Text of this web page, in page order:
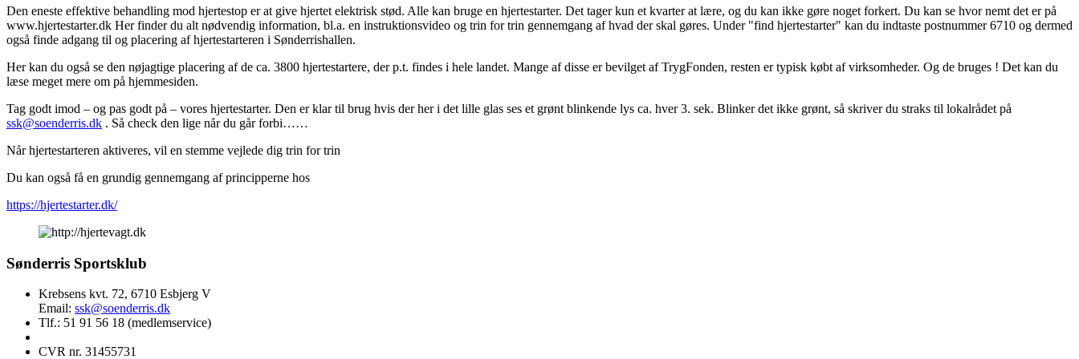
Den eneste effektive behandling mod hjertestop er at give hjertet elektrisk stød. Alle kan bruge en hjertestarter. Det tager kun et kvarter at lære, og du kan ikke gøre noget forkert. Du kan se hvor nemt det er på
www.hjertestarter.dk Her finder du alt nødvendig information, bl.a. en instruktionsvideo og trin for trin gennemgang af hvad der skal gøres. Under "find hjertestarter" kan du indtaste postnummer 6710 og dermed
også finde adgang til og placering af hjertestarteren i Sønderrishallen.
Her kan du også se den nøjagtige placering af de ca. 3800 hjertestartere, der p.t. findes i hele landet. Mange af disse er bevilget af TrygFonden, resten er typisk købt af virksomheder. Og de bruges ! Det kan du
læse meget mere om på hjemmesiden.
Tag godt imod – og pas godt på – vores hjertestarter. Den er klar til brug hvis der her i det lille glas ses et grønt blinkende lys ca. hver 3. sek. Blinker det ikke grønt, så skriver du straks til lokalrådet på
ssk@soenderris.dk . Så check den lige når du går forbi……
Når hjertestarteren aktiveres, vil en stemme vejlede dig trin for trin
Du kan også få en grundig gennemgang af principperne hos
https://hjertestarter.dk/
Sønderris Sportsklub
Krebsens kvt. 72, 6710 Esbjerg V
Email: ssk@soenderris.dk
Tlf.: 51 91 56 18 (medlemservice)
CVR nr. 31455731